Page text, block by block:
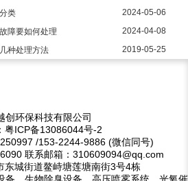
2024-05-06
类
2024-04-08
障要如何处理
2019-05-25
种处理方法
创环保科技有限公司
粤ICP备13086044号-2
/153-2244-9886 (微信同号)
联系邮箱：310609094@qq.com
东城街道鳌峙塘莲塘南街3号4栋
备、生物除臭设备、高压喷雾系统、光氧催